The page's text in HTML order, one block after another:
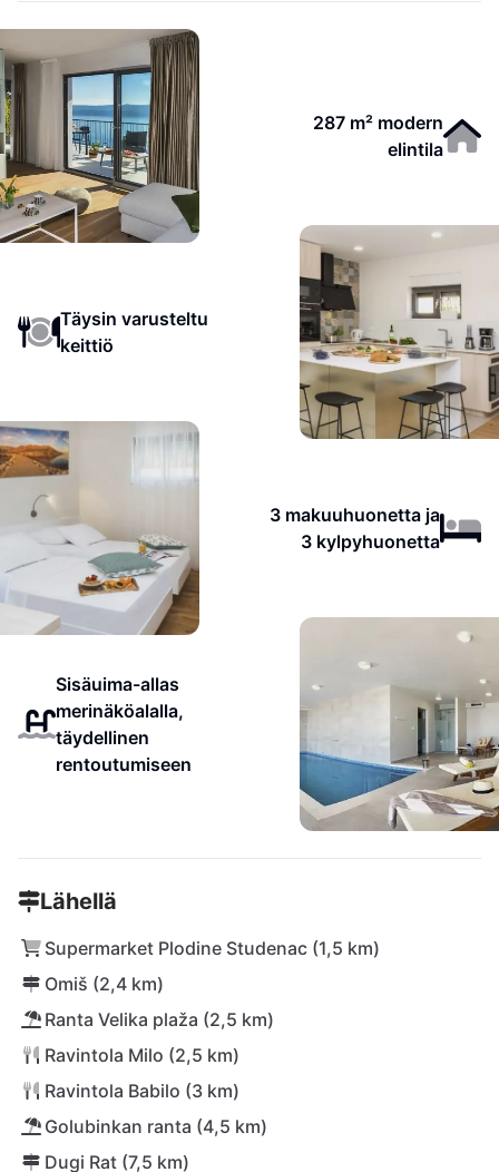
287 m² modern
elintila
Täysin varusteltu
keittiö
3 makuuhuonetta ja
3 kylpyhuonetta
Sisäuima-allas
merinäköalalla,
täydellinen
rentoutumiseen
Lähellä
Supermarket Plodine Studenac (1,5 km)
Omiš (2,4 km)
Ranta Velika plaža (2,5 km)
Ravintola Milo (2,5 km)
Ravintola Babilo (3 km)
Golubinkan ranta (4,5 km)
Dugi Rat (7,5 km)